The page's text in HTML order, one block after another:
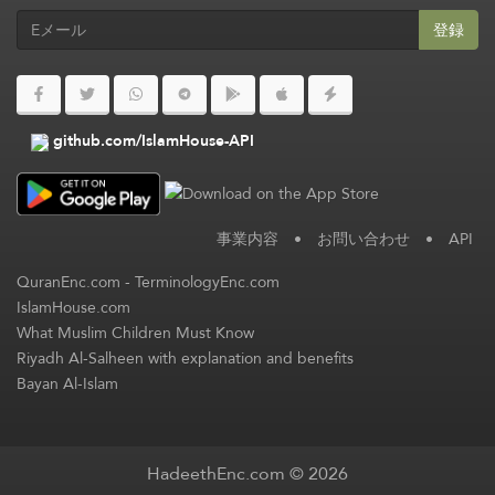
登録
github.com/IslamHouse-API
事業内容 • お問い合わせ • API
QuranEnc.com-TerminologyEnc.com
IslamHouse.com
What Muslim Children Must Know
Riyadh Al-Salheen with explanation and benefits
Bayan Al-Islam
HadeethEnc.com © 2026